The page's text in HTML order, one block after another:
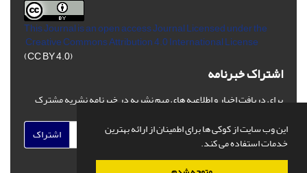
این وب سایت از کوکی ها برای اطمینان از ارائه بهترین
خدمات استفاده می کند.
This Journal is an open access Journal Licensedunder the
Creative Commons Attribution 4.0 International License
(CC BY 4.0)
اشتراک خبرنامه
برای دریافت اخبار و اطلاعیه های مهم نشریه در خبرنامه نشریه مشترک
اشتراک